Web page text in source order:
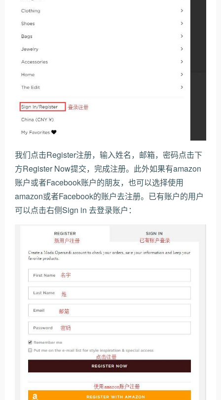
我们点击Register注册，输入姓名，邮箱，密码点击下
方Register Now提交，完成注册。此外如果有amazon
账户或者Facebook账户的朋友，也可以选择使用
amazon或者Facebook的账户去注册。已有账户的用户
可以点击右侧Sign in 去登录账户：